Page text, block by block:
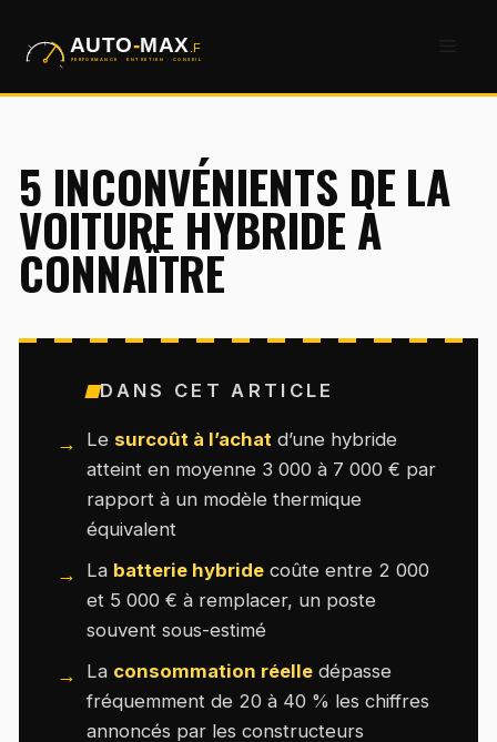
5 INCONVÉNIENTS DE LA
VOITURE HYBRIDE À
CONNAÎTRE
DANS CET ARTICLE
Le surcoût à l’achat d’une hybride
atteint en moyenne 3 000 à 7 000 € par
rapport à un modèle thermique
équivalent
La batterie hybride coûte entre 2 000
et 5 000 € à remplacer, un poste
souvent sous-estimé
La consommation réelle dépasse
fréquemment de 20 à 40 % les chiffres
annoncés par les constructeurs